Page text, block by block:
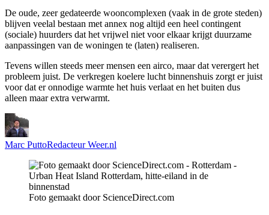
De oude, zeer gedateerde wooncomplexen (vaak in de grote steden)
blijven veelal bestaan met annex nog altijd een heel contingent
(sociale) huurders dat het vrijwel niet voor elkaar krijgt duurzame
aanpassingen van de woningen te (laten) realiseren.
Tevens willen steeds meer mensen een airco, maar dat verergert het
probleem juist. De verkregen koelere lucht binnenshuis zorgt er juist
voor dat er onnodige warmte het huis verlaat en het buiten dus
alleen maar extra verwarmt.
Marc PuttoRedacteur Weer.nl
Foto gemaakt door ScienceDirect.com